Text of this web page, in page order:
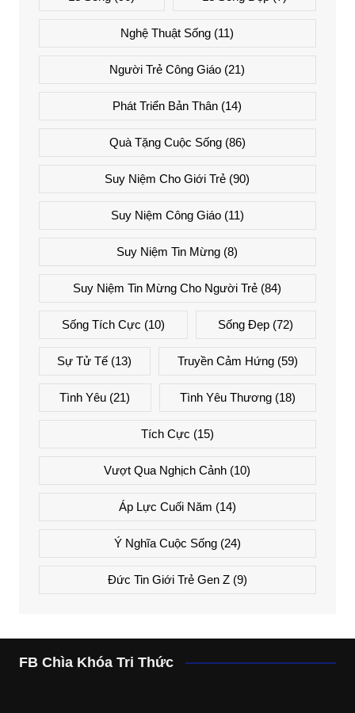
Nghệ Thuật Sống (11)
Người Trẻ Công Giáo (21)
Phát Triển Bản Thân (14)
Quà Tặng Cuộc Sống(86)
Suy Niệm Cho Giới Trẻ (90)
Suy Niệm Công Giáo(11)
Suy Niệm Tin Mừng (8)
Suy Niệm Tin Mừng Cho Người Trẻ (84)
Sống Tích Cực (10) Sống Đẹp (72)
Sự Tử Tế (13) Truyền Cảm Hứng(59)
Tình Yêu (21) Tình Yêu Thương(18)
Tích Cực (15)
Vượt Qua Nghịch Cảnh (10)
Áp Lực Cuối Năm (14)
Ý Nghĩa Cuộc Sống(24)
Đức Tin Giới Trẻ Gen Z(9)
FB Chìa Khóa Tri Thức